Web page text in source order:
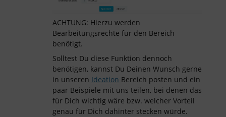
ACHTUNG: Hierzu werden
Bearbeitungsrechte für den Bereich
benötigt.
Solltest Du diese Funktion dennoch
benötigen, kannst Du Deinen Wunsch gerne
in unseren Ideation Bereich posten und ein
paar Beispiele mit uns teilen, bei denen das
für Dich wichtig wäre bzw. welcher Vorteil
genau für Dich dahinter stecken würde.